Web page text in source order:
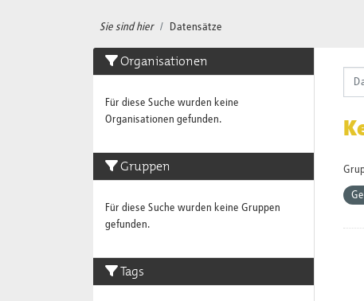
Sie sind hier Datensätze
Organisationen
Für diese Suche wurden keine
Organisationen gefunden.
Gruppen
Für diese Suche wurden keine Gruppen
gefunden.
Tags